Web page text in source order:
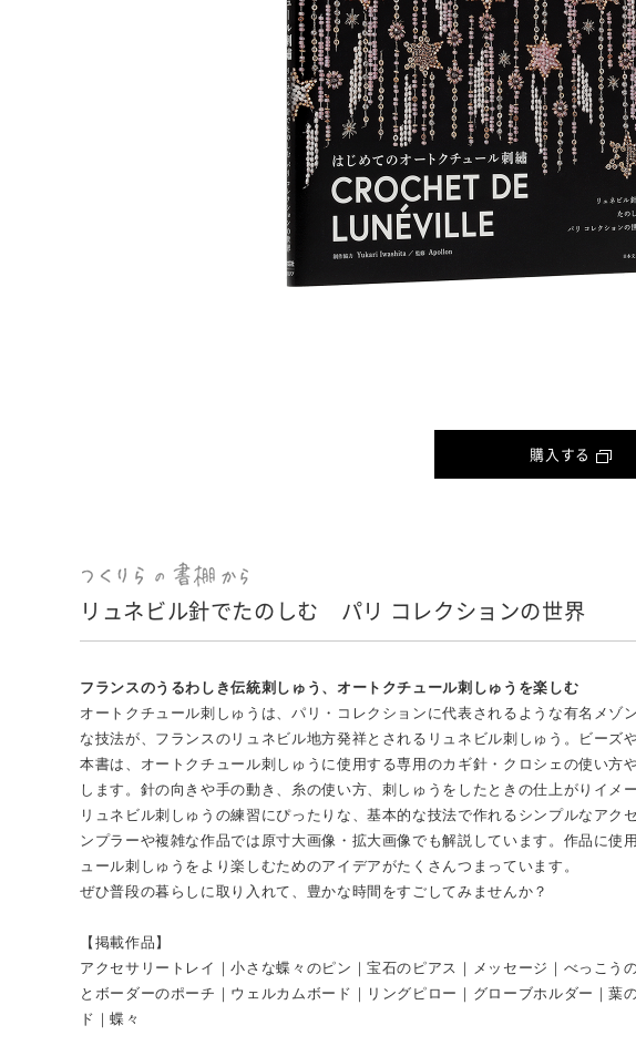
購入する
リュネビル針でたのしむ パリ コレクションの世界
フランスのうるわしき伝統刺しゅう、オートクチュール刺しゅうを楽しむ
オートクチュール刺しゅうは、パリ・コレクションに代表されるような有名メ
な技法が、フランスのリュネビル地方発祥とされるリュネビル刺しゅう。ビーズ
本書は、オートクチュール刺しゅうに使用する専用のカギ針・クロシェの使い
します。針の向きや手の動き、糸の使い方、刺しゅうをしたときの仕上がりイメ
リュネビル刺しゅうの練習にぴったりな、基本的な技法で作れるシンプルなア
ンプラーや複雑な作品では原寸大画像・拡大画像でも解説しています。作品に
ュール刺しゅうをより楽しむためのアイデアがたくさんつまっています。
ぜひ普段の暮らしに取り入れて、豊かな時間をすごしてみませんか？
【掲載作品】
アクセサリートレイ｜小さな蝶々のピン｜宝石のピアス｜メッセージ｜べっこ
とボーダーのポーチ｜ウェルカムボード｜リングピロー｜グローブホルダー｜
ド｜蝶々